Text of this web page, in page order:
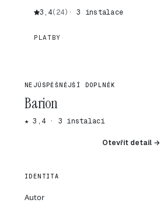
3,4(24) · 3 instalace
PLATBY
NEJÚSPĚŠNĚJŠÍ DOPLNĚK
Barion
★ 3,4 · 3 instalací
Otevřít detail →
IDENTITA
Autor